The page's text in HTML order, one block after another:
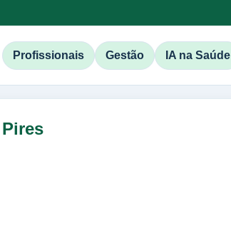
Profissionais Gestão IA na Saúde